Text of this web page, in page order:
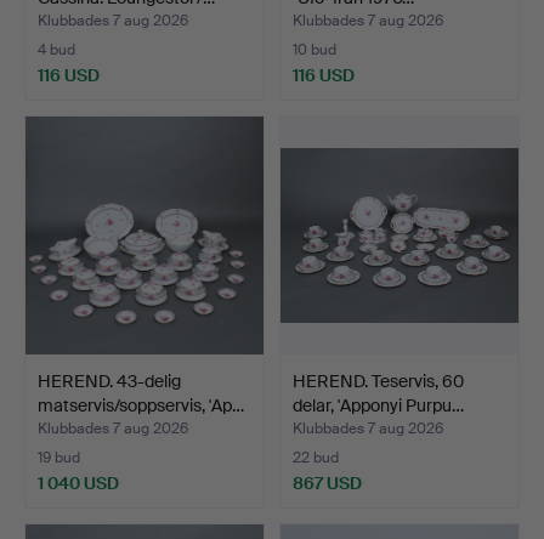
Klubbades 7 aug 2026
4 bud
116 USD
Klubbades 7 aug 2026
10 bud
116 USD
HEREND. 43-delig
matservis/soppservis, 'Ap…
Klubbades 7 aug 2026
19 bud
1 040 USD
HEREND. Teservis, 60
delar, 'Apponyi Purpu…
Klubbades 7 aug 2026
22 bud
867 USD